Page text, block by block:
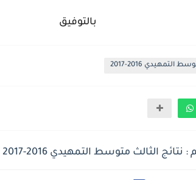
بالتوفيق
التمهيدي 2016-2017
الثالث متوسط التمهيدي 2016-2017